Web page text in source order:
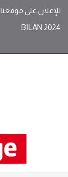
للإعلان على موقعنا
BILAN 2024